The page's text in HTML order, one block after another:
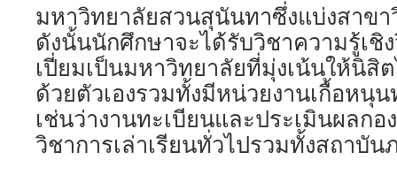
มหาวิทยาลัยสวนสุนันทาซึ่งแบ่งสาข
ดังนั้นนักศึกษาจะได้รับวิชาความรู้เชิ
เปี่ยมเป็นมหาวิทยาลัยที่มุ่งเน้นให้นิ
ด้วยตัวเองรวมทั้งมีหน่วยงานเกื้อหนุ
เช่นว่างานทะเบียนและประเมินผลก
วิชาการเล่าเรียนทั่วไปรวมทั้งสถาบัน